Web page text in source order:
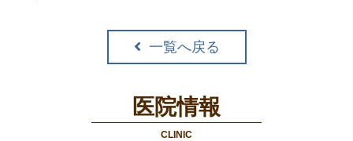
一覧へ戻る
医院情報
CLINIC